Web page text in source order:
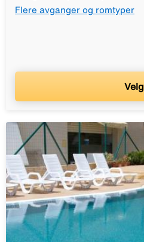
Flere avganger og romtyper
Velg